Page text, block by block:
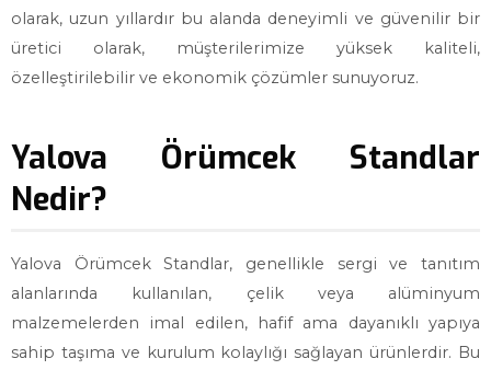
olarak, uzun yıllardır bu alanda deneyimli ve güvenilir bir
üretici olarak, müşterilerimize yüksek kaliteli,
özelleştirilebilir ve ekonomik çözümler sunuyoruz.
Yalova Örümcek Standlar
Nedir?
Yalova Örümcek Standlar, genellikle sergi ve tanıtım
alanlarında kullanılan, çelik veya alüminyum
malzemelerden imal edilen, hafif ama dayanıklı yapıya
sahip taşıma ve kurulum kolaylığı sağlayan ürünlerdir. Bu